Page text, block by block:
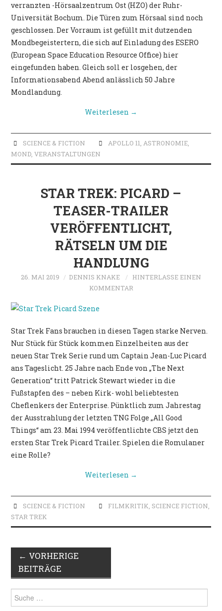
verranzten -Hörsaalzentrum Ost (HZO) der Ruhr-
Universität Bochum. Die Türen zum Hörsaal sind noch
geschlossen. Der Vorraum ist gefüllt mit dutzenden
Mondbegeistertern, die sich auf Einladung des ESERO
(European Space Education Resource Office) hier
eingefunden haben. Gleich soll er losgehen, der
Informationsabend Abend anlässlich 50 Jahre
Mondlandung.
Weiterlesen →
SCIENCE & FICTION APOLLO 11, ASTRONOMIE,
MOND,VERANSTALTUNGEN
STAR TREK: PICARD –
TEASER-TRAILER
VERÖFFENTLICHT,
RÄTSELN UM DIE
HANDLUNG
26. MAI 2019 DENNIS KNAKE
HINTERLASSE EINEN
KOMMENTAR
Star Trek Fans brauchen in diesen Tagen starke Nerven.
Nur Stück für Stück kommen Einzelheiten aus der
neuen Star Trek Serie rund um Captain Jean-Luc Picard
ans Tageslicht. 25 Jahre nach Ende von „The Next
Generation“ tritt Patrick Stewart wieder in die
Fußstapfen des – neben Kirk- wohl beliebtesten
Cheflenkers der Enterprise. Pünktlich zum Jahrestag
der Ausstrahlung der letzten TNG Folge „All Good
Things“ am 23. Mai 1994 veröffentlichte CBS jetzt den
ersten Star Trek Picard Trailer. Spielen die Romulaner
eine Rolle?
Weiterlesen →
SCIENCE & FICTION FILMKRITIK SCIENCE FICTION
STAR TREK
Artikel-
Navigation
← VORHERIGE
BEITRÄGE
nach: